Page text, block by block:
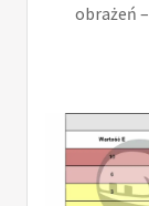
obrażeń